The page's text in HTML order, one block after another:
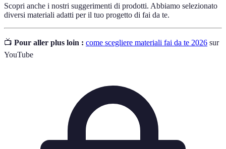
Scopri anche i nostri suggerimenti di prodotti. Abbiamo selezionato
diversi materiali adatti per il tuo progetto di fai da te.
📺 Pour aller plus loin : come scegliere materiali fai da te 2026 sur
YouTube